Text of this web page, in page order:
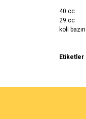
40 cc
29 cc
koli
Bu
Etiketler